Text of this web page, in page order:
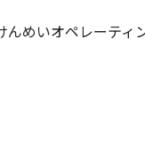
んめいオペレーティ